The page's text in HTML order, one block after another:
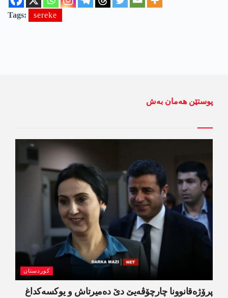
Tags: sereke
پوستێن ھەمان بەش
کوردستان
پرۆژەقانوونا چارچۆڤەیێ دێ دەمیرتاش و یوکسەکداغ